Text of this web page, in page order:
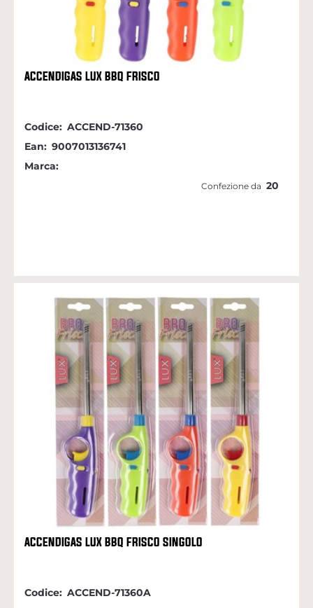
ACCENDIGAS LUX BBQ FRISCO
Codice: ACCEND-71360
Ean: 9007013136741
Marca:
Confezione da 20
ACCENDIGAS LUX BBQ FRISCO SINGOLO
Codice: ACCEND-71360A